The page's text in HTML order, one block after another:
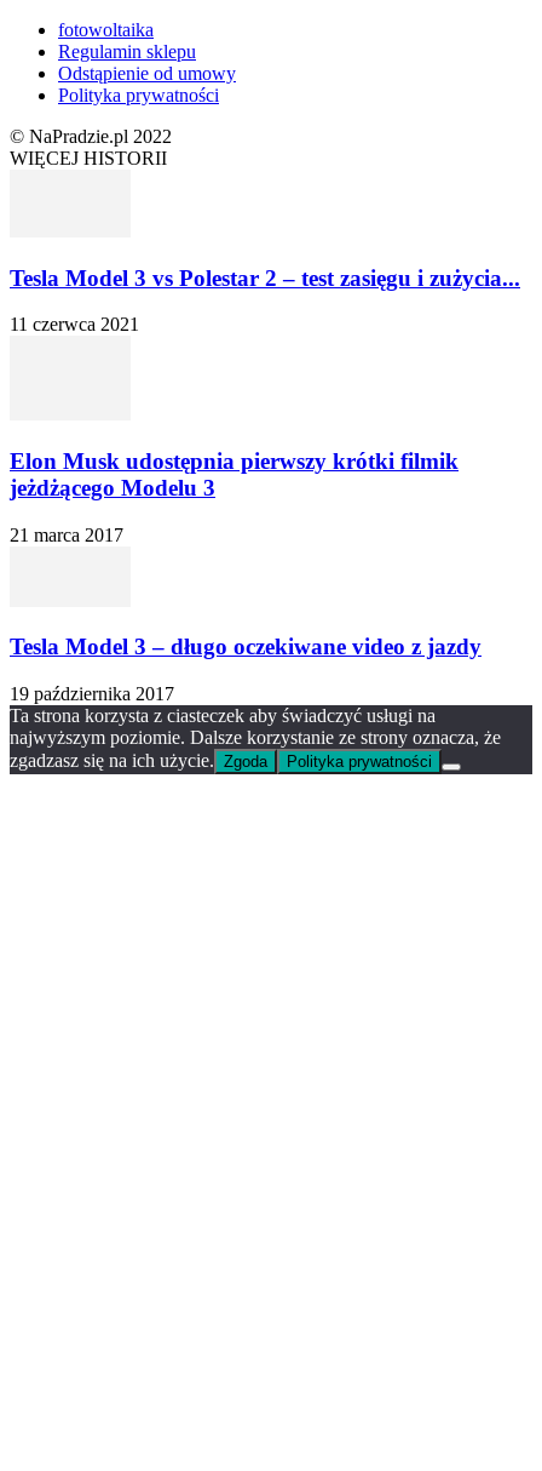
fotowoltaika
Regulamin sklepu
Odstąpienie od umowy
Polityka prywatności
© NaPradzie.pl 2022
WIĘCEJ HISTORII
Tesla Model 3 vs Polestar 2 – test zasięgu i zużycia...
11 czerwca 2021
Elon Musk udostępnia pierwszy krótki filmik
jeżdżącego Modelu 3
21 marca 2017
Tesla Model 3 – długo oczekiwane video z jazdy
19 października 2017
Ta strona korzysta z ciasteczek aby świadczyć usługi na
najwyższym poziomie. Dalsze korzystanie ze strony oznacza, że
zgadzasz się na ich użycie. Zgoda Polityka prywatności